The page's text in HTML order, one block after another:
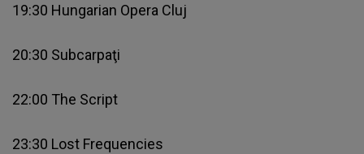
19:30 Hungarian Opera Cluj
20:30 Subcarpaţi
22:00 The Script
23:30 Lost Frequencies